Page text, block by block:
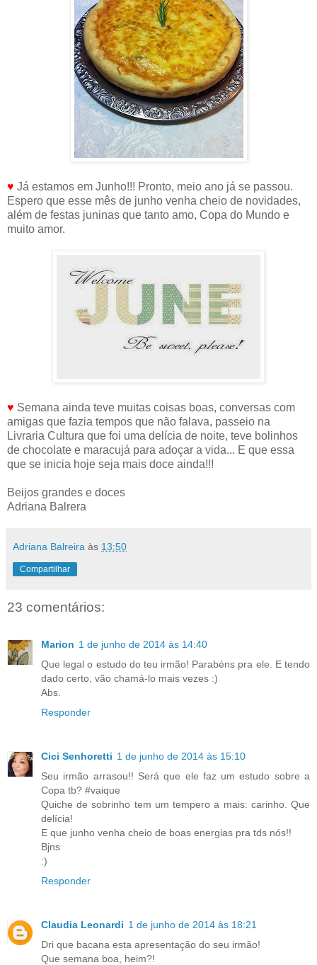
♥ Já estamos em Junho!!! Pronto, meio ano já se passou.
Espero que esse mês de junho venha cheio de novidades,
além de festas juninas que tanto amo, Copa do Mundo e
muito amor.
♥ Semana ainda teve muitas coisas boas, conversas com
amigas que fazia tempos que não falava, passeio na
Livraria Cultura que foi uma delícia de noite, teve bolinhos
de chocolate e maracujá para adoçar a vida... E que essa
que se inicia hoje seja mais doce ainda!!!
Beijos grandes e doces
Adriana Balrera
Adriana Balreira às 13:50
Compartilhar
23 comentários:
Marion 1 de junho de 2014 às 14:40
Que legal o estudo do teu irmão! Parabéns pra ele. E tendo
dado certo, vão chamá-lo mais vezes :)
Abs.
Responder
Cici Senhoretti 1 de junho de 2014 às 15:10
Seu irmão arrasou!! Será que ele faz um estudo sobre a
Copa tb? #vaique
Quiche de sobrinho tem um tempero a mais: carinho. Que
delícia!
E que junho venha cheio de boas energias pra tds nós!!
Bjns
:)
Responder
Claudia Leonardi 1 de junho de 2014 às 18:21
Dri que bacana esta apresentação do seu irmão!
Que semana boa, heim?!